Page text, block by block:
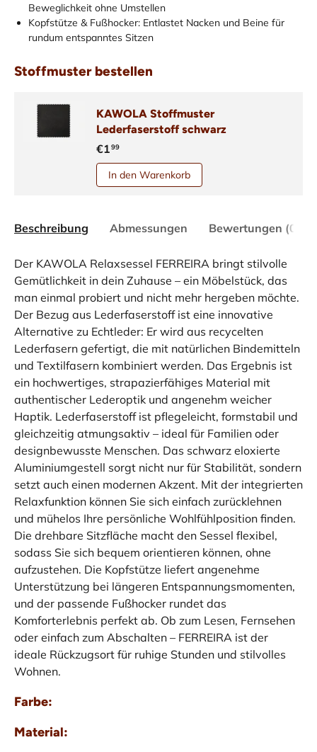
Beweglichkeit ohne Umstellen
Kopfstütze & Fußhocker: Entlastet Nacken und Beine für
rundum entspanntes Sitzen
Stoffmuster bestellen
KAWOLA Stoffmuster
Lederfaserstoff schwarz
€199
In den Warenkorb
Beschreibung Abmessungen Bewertungen (0)
Der KAWOLA Relaxsessel FERREIRA bringt stilvolle
Gemütlichkeit in dein Zuhause – ein Möbelstück, das
man einmal probiert und nicht mehr hergeben möchte.
Der Bezug aus Lederfaserstoff ist eine innovative
Alternative zu Echtleder: Er wird aus recycelten
Lederfasern gefertigt, die mit natürlichen Bindemitteln
und Textilfasern kombiniert werden. Das Ergebnis ist
ein hochwertiges, strapazierfähiges Material mit
authentischer Lederoptik und angenehm weicher
Haptik. Lederfaserstoff ist pflegeleicht, formstabil und
gleichzeitig atmungsaktiv – ideal für Familien oder
designbewusste Menschen. Das schwarz eloxierte
Aluminiumgestell sorgt nicht nur für Stabilität, sondern
setzt auch einen modernen Akzent. Mit der integrierten
Relaxfunktion können Sie sich einfach zurücklehnen
und mühelos Ihre persönliche Wohlfühlposition finden.
Die drehbare Sitzfläche macht den Sessel flexibel,
sodass Sie sich bequem orientieren können, ohne
aufzustehen. Die Kopfstütze liefert angenehme
Unterstützung bei längeren Entspannungsmomenten,
und der passende Fußhocker rundet das
Komforterlebnis perfekt ab. Ob zum Lesen, Fernsehen
oder einfach zum Abschalten – FERREIRA ist der
ideale Rückzugsort für ruhige Stunden und stilvolles
Wohnen.
Farbe:
Material: